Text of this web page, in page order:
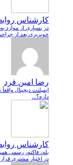
کارشناس
در بسیاری از موارد
خونریزی بعد از
رضا امین فرد
ایمپلنت دیجیتال
داره؟...
کارشناس
بله، فاکتور رسمی
در اختیار مشتری قرار